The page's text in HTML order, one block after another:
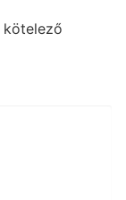
kötelező